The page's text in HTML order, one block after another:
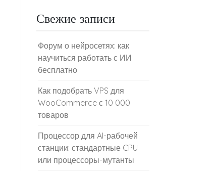
Свежие записи
Форум о нейросетях: как
научиться работать с ИИ
бесплатно
Как подобрать VPS для
WooCommerce с 10 000
товаров
Процессор для AI-рабочей
станции: стандартные CPU
или процессоры-мутанты